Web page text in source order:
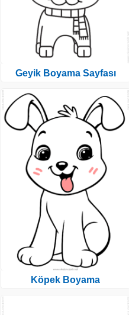
Geyik Boyama Sayfası
Köpek Boyama